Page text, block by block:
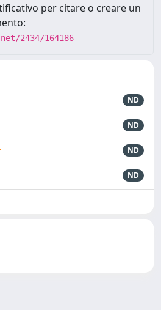
per citare o creare un
2434/164186
ND
ND
ND
ND